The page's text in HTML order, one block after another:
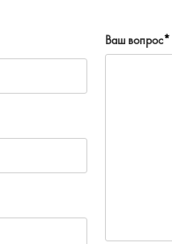
Ваш вопрос*